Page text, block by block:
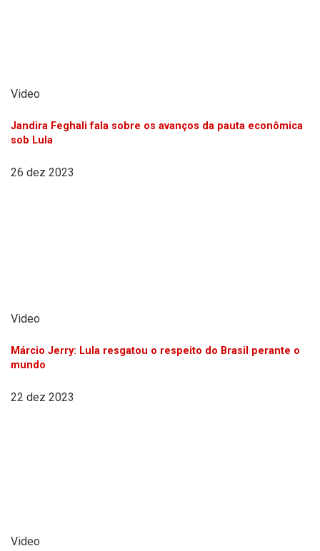
Video
Jandira Feghali fala sobre os avanços da pauta econômica
sob Lula
26 dez 2023
Video
Márcio Jerry: Lula resgatou o respeito do Brasil perante o
mundo
22 dez 2023
Video